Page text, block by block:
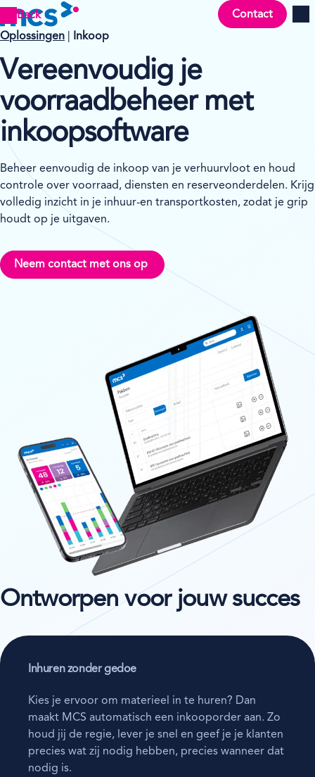
Back Contact
Oplossingen
Inkoop
Vereenvoudig je
voorraadbeheer met
inkoopsoftware
Beheer eenvoudig de inkoop van je verhuurvloot en houd
controle over voorraad, diensten en reserveonderdelen. Krijg
volledig inzicht in je inhuur-en transportkosten, zodat je grip
houdt op je uitgaven.
Neem contact met ons op
Ontworpen voor jouw succes
Inhuren zonder gedoe
Kies je ervoor om materieel in te huren? Dan
maakt MCS automatisch een inkooporder aan. Zo
houd jij de regie, lever je snel en geef je je klanten
precies wat zij nodig hebben, precies wanneer dat
nodig is.